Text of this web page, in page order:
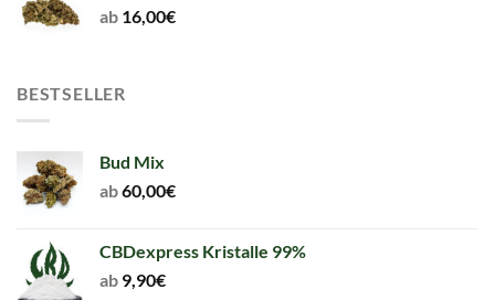
ab 16,00€
BESTSELLER
Bud Mix
ab60,00€
CBDexpress Kristalle 99%
ab 9,90€